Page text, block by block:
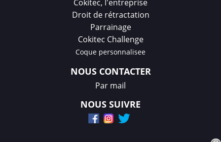
Cokitec, l'entreprise
Droit de rétractation
Parrainage
Cokitec Challenge
Coque personnalisee
NOUS CONTACTER
Par mail
NOUS SUIVRE